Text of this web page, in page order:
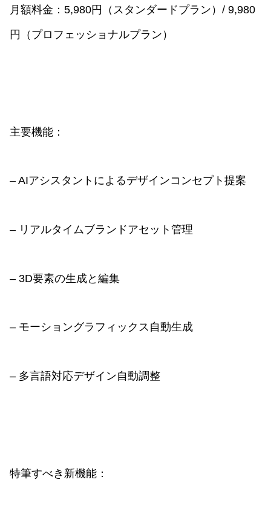
月額料金：5,980円（スタンダードプラン）/ 9,980
円（プロフェッショナルプラン）
主要機能：
– AIアシスタントによるデザインコンセプト提案
– リアルタイムブランドアセット管理
– 3D要素の生成と編集
– モーショングラフィックス自動生成
– 多言語対応デザイン自動調整
特筆すべき新機能：